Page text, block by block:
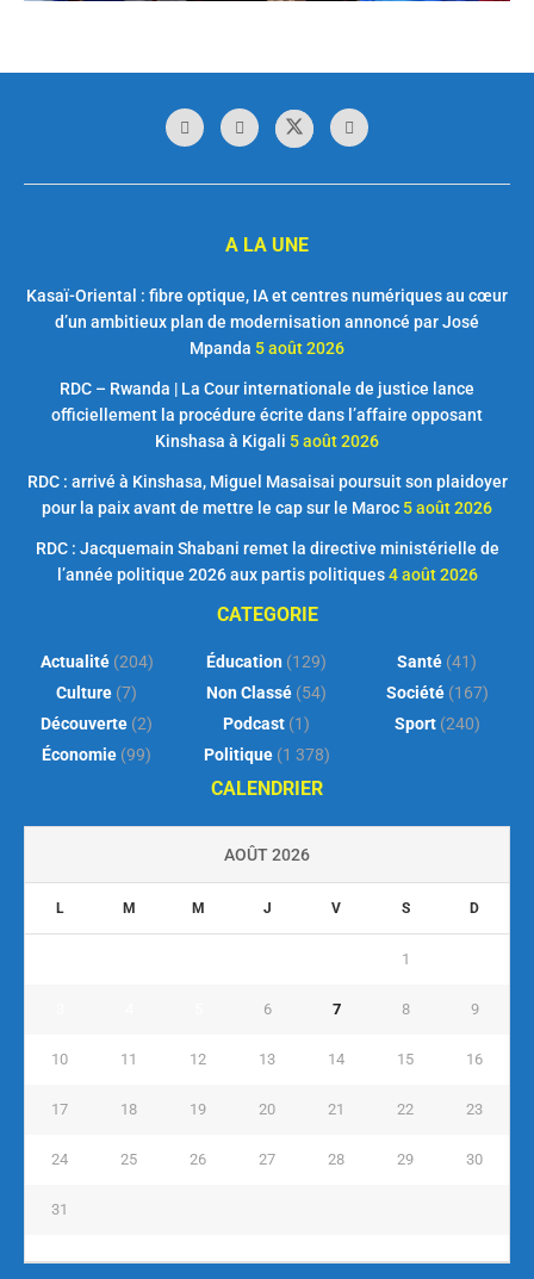
A LA UNE
Kasaï-Oriental : fibre optique, IA et centres numériques au cœur
d’un ambitieux plan de modernisation annoncé par José
Mpanda 5 août 2026
RDC – Rwanda | La Cour internationale de justice lance
officiellement la procédure écrite dans l’affaire opposant
Kinshasa à Kigali 5 août 2026
RDC : arrivé à Kinshasa, Miguel Masaisai poursuit son plaidoyer
pour la paix avant de mettre le cap sur le Maroc 5 août 2026
RDC : Jacquemain Shabani remet la directive ministérielle de
l’année politique 2026 aux partis politiques 4 août 2026
CATEGORIE
Actualité(204)
Culture (7)
Découverte (2)
Économie (99)
Éducation (129)
Non Classé (54)
Podcast (1)
Politique(1 378)
Santé (41)
Société(167)
Sport(240)
CALENDRIER
AOÛT 2026
L M M J V S D
1
6 7 8 9
10 11 12 13 14 15 16
17 18 19 20 21 22 23
24 25 26 27 28 29 30
31